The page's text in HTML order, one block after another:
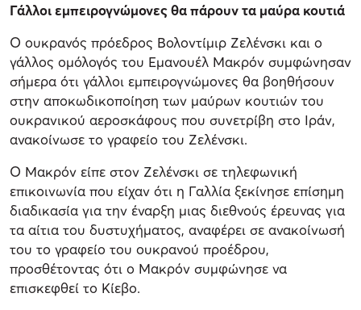
Γάλλοι εμπειρογνώμονες θα πάρουν τα μαύρα κουτιά
Ο ουκρανός πρόεδρος Βολοντίμιρ Ζελένσκι και ο
γάλλος ομόλογός του Εμανουέλ Μακρόν συμφώνησαν
σήμερα ότι γάλλοι εμπειρογνώμονες θα βοηθήσουν
στην αποκωδικοποίηση των μαύρων κουτιών του
ουκρανικού αεροσκάφους που συνετρίβη στο Ιράν,
ανακοίνωσε το γραφείο του Ζελένσκι.
Ο Μακρόν είπε στον Ζελένσκι σε τηλεφωνική
επικοινωνία που είχαν ότι η Γαλλία ξεκίνησε επίσημη
διαδικασία για την έναρξη μιας διεθνούς έρευνας για
τα αίτια του δυστυχήματος, αναφέρει σε ανακοίνωσή
του το γραφείο του ουκρανού προέδρου,
προσθέτοντας ότι ο Μακρόν συμφώνησε να
επισκεφθεί το Κίεβο.